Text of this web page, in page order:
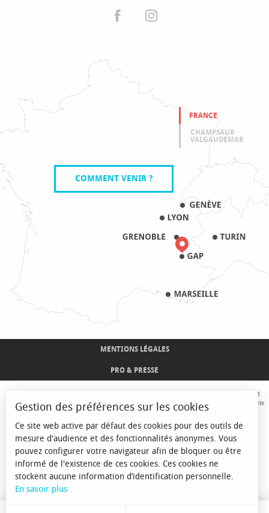
FRANCE
CHAMPSAUR
VALGAUDEMAR
COMMENT VENIR ?
MENTIONS LÉGALES
PRO & PRESSE
Avec le concours de l'Union Européenne. L'Europe s'engage sur le Massif Alpin avec le fond
Européen de Développement Régional. Co-financé par le Conseil Régional Provence-Alpes-Côte
d'Azur et l'Etat, Commissariat Général des Territoires - FNADT - CIMA
Gestion des préférences sur les cookies
Ce site web active par défaut des cookies pour des outils de
mesure d'audience et des fonctionnalités anonymes. Vous
pouvez configurer votre navigateur afin de bloquer ou être
informé de l'existence de ces cookies. Ces cookies ne
stockent aucune information d’identification personnelle.
En savoir plus